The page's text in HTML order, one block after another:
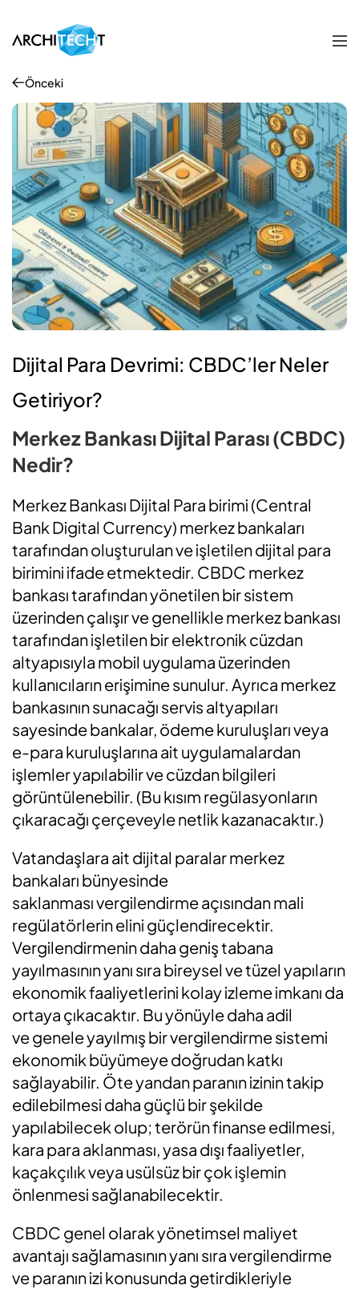
Önceki
Dijital Para Devrimi: CBDC’ler Neler
Getiriyor?
Merkez Bankası Dijital Parası (CBDC)
Nedir?
Merkez Bankası Dijital Para birimi (Central
Bank Digital Currency) merkez bankaları
tarafından oluşturulan ve işletilen dijital para
birimini ifade etmektedir. CBDC merkez
bankası tarafından yönetilen bir sistem
üzerinden çalışır ve genellikle merkez bankası
tarafından işletilen bir elektronik cüzdan
altyapısıyla mobil uygulama üzerinden
kullanıcıların erişimine sunulur. Ayrıca merkez
bankasının sunacağı servis altyapıları
sayesinde bankalar, ödeme kuruluşları veya
e-para kuruluşlarına ait uygulamalardan
işlemler yapılabilir ve cüzdan bilgileri
görüntülenebilir. (Bu kısım regülasyonların
çıkaracağı çerçeveyle netlik kazanacaktır.)
Vatandaşlara ait dijital paralar merkez
bankaları bünyesinde
saklanması vergilendirme açısından mali
regülatörlerin elini güçlendirecektir.
Vergilendirmenin daha geniş tabana
yayılmasının yanı sıra bireysel ve tüzel yapıların
ekonomik faaliyetlerini kolay izleme imkanı da
ortaya çıkacaktır. Bu yönüyle daha adil
ve genele yayılmış bir vergilendirme sistemi
ekonomik büyümeye doğrudan katkı
sağlayabilir. Öte yandan paranın izinin takip
edilebilmesi daha güçlü bir şekilde
yapılabilecek olup; terörün finanse edilmesi,
kara para aklanması, yasa dışı faaliyetler,
kaçakçılık veya usülsüz bir çok işlemin
önlenmesi sağlanabilecektir.
CBDC genel olarak yönetimsel maliyet
avantajı sağlamasının yanı sıra vergilendirme
ve paranın izi konusunda getirdikleriyle